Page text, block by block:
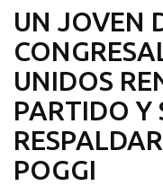
UN JOVEN
UNIDOS
PARTIDO Y
POGGI